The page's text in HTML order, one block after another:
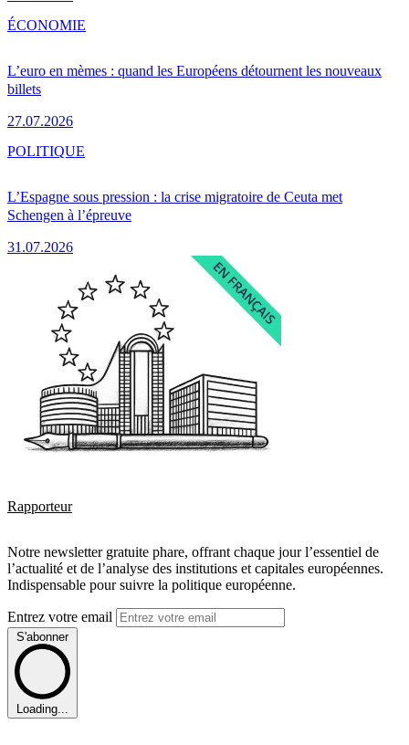
L’euro en mèmes : quand les Européens détournent les nouveaux
billets
27.07.2026
ÉCONOMIE
L’Espagne sous pression : la crise migratoire de Ceuta met
Schengen à l’épreuve
31.07.2026
POLITIQUE
Rapporteur
Notre newsletter gratuite phare, offrant chaque jour l’essentiel de
l’actualité et de l’analyse des institutions et capitales européennes.
Indispensable pour suivre la politique européenne.
Entrez votre email
S'abonner
Loading...